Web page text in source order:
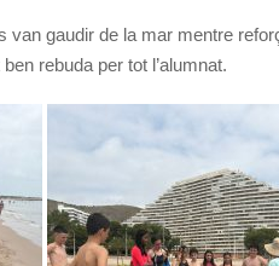
van gaudir de la mar mentre
rebuda per tot l’alumnat.